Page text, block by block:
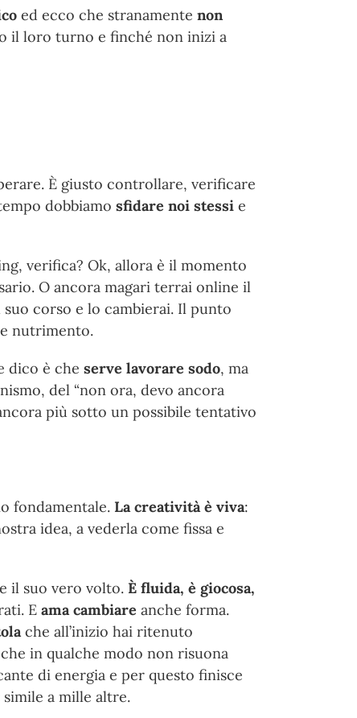
ed ecco che stranamente non
il loro turno e finché non inizi a
È giusto controllare, verificare
dobbiamo sfidare noi stessi e
verifica? Ok, allora è il momento
O ancora magari terrai online il
corso e lo cambierai. Il punto
nutrimento.
dico è che serve lavorare sodo, ma
del “non ora, devo ancora
più sotto un possibile tentativo
fondamentale. La creatività è viva:
idea, a vederla come fissa e
il suo vero volto. È fluida, è giocosa,
E ama cambiare anche forma.
che all’inizio hai ritenuto
in qualche modo non risuona
di energia e per questo finisce
a mille altre.